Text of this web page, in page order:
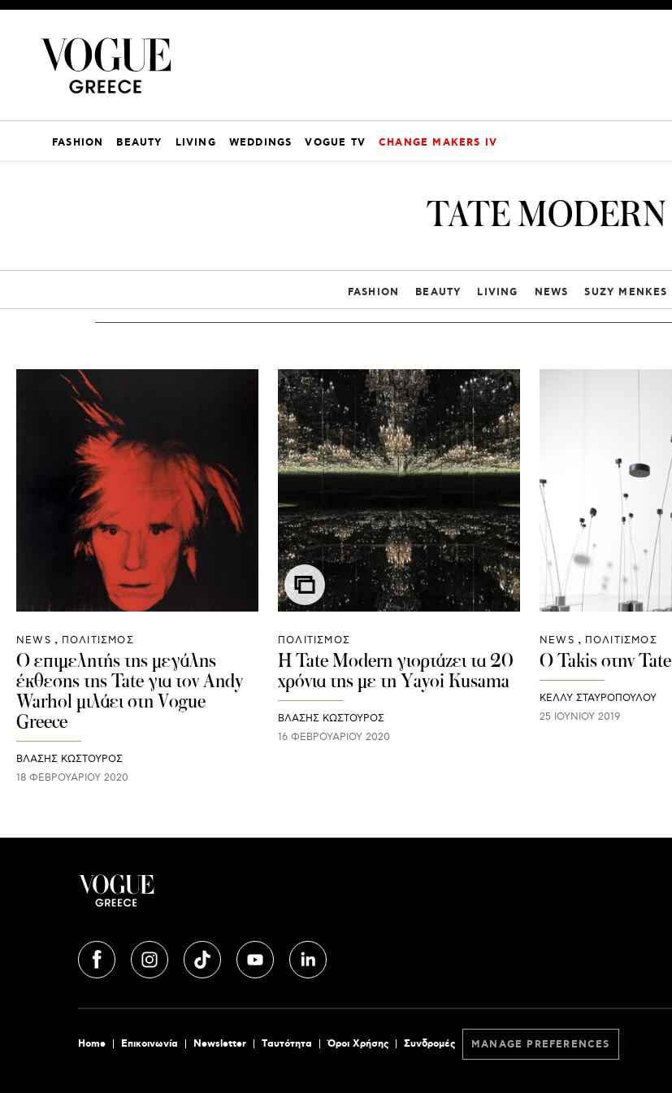
FASHION BEAUTY LIVING WEDDINGS VOGUE TV CHANGE MAKERS IV
TATE MODERN
FASHION BEAUTY LIVING NEWS SUZY MENKES
NEWS ΠΟΛΙΤΙΣΜΟΣ
Ο επιμελητής της μεγάλης
έκθεσης της Tate για τον Andy
Warhol μιλάει στη Vogue
Greece
ΒΛΑΣΗΣ ΚΩΣΤΟΥΡΟΣ
18 ΦΕΒΡΟΥΑΡΊΟΥ 2020
ΠΟΛΙΤΙΣΜΟΣ
Η Tate Modern γιορτάζει τα 20
χρόνια της με τη Yayoi Kusama
ΒΛΑΣΗΣ ΚΩΣΤΟΥΡΟΣ
16 ΦΕΒΡΟΥΑΡΊΟΥ 2020
NEWS ΠΟΛΙΤΙΣΜΟΣ
Ο Takis στην Tate
ΚΕΛΛΥ ΣΤΑΥΡΟΠΟΥΛΟΥ
25 ΙΟΥΝΊΟΥ 2019
Home Επικοινωνία Newsletter Tαυτότητα Όροι Χρήσης Συνδρομές MANAGE PREFERENCES